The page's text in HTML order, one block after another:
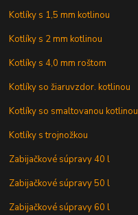
Kotlíky s 1,5 mm kotlinou
Kotlíky s 2 mm kotlinou
Kotlíky s 4,0 mm roštom
Kotlíky so žiaruvzdor. kotlinou
Kotlíky so smaltovanou kotlinou
Kotlíky s trojnožkou
Zabijačkové súpravy 40 l
Zabijačkové súpravy 50 l
Zabijačkové súpravy 60 l